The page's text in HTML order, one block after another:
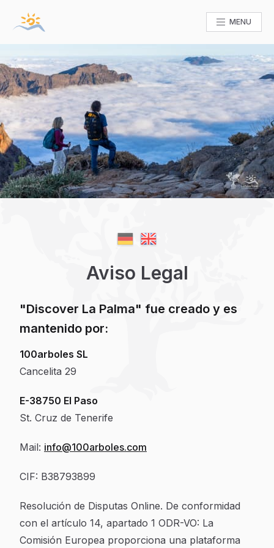
MENU
Aviso Legal
"Discover La Palma" fue creado y es
mantenido por:
100arboles SL
Cancelita 29
E-38750 El Paso
St. Cruz de Tenerife
Mail: info@100arboles.com
CIF: B38793899
Resolución de Disputas Online. De conformidad
con el artículo 14, apartado 1 ODR-VO: La
Comisión Europea proporciona una plataforma